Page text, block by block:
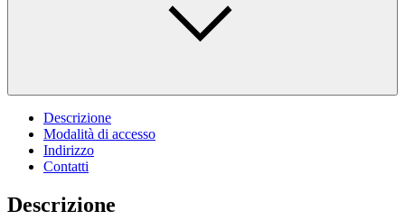
Descrizione
Modalità di accesso
Indirizzo
Contatti
Descrizione